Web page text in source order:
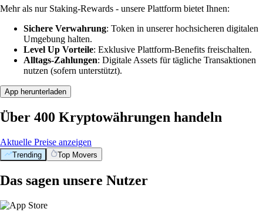
Mehr als nur Staking-Rewards - unsere Plattform bietet Ihnen:
Sichere Verwahrung: Token in unserer hochsicheren digitalen
Umgebung halten.
Level Up Vorteile: Exklusive Plattform-Benefits freischalten.
Alltags-Zahlungen: Digitale Assets für tägliche Transaktionen
nutzen (sofern unterstützt).
App herunterladen
Über 400 Kryptowährungen handeln
Aktuelle Preise anzeigen
Trending Top Movers
Das sagen unsere Nutzer